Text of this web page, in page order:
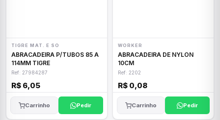
TIGRE MAT. E SO
ABRACADEIRA P/TUBOS 85 A
114MM TIGRE
Ref: 27984287
R$ 6,05
Carrinho Pedir
WORKER
ABRACADEIRA DE NYLON
10CM
Ref: 2202
R$ 0,08
Carrinho Pedir